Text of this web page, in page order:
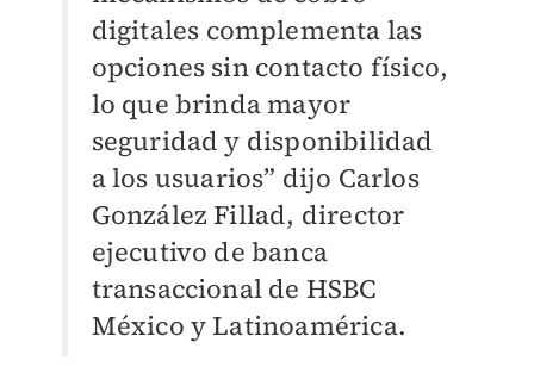
digitales complementa las
opciones sin contacto físico,
lo que brinda mayor
seguridad y disponibilidad
a los usuarios” dijo Carlos
González Fillad, director
ejecutivo de banca
transaccional de HSBC
México y Latinoamérica.